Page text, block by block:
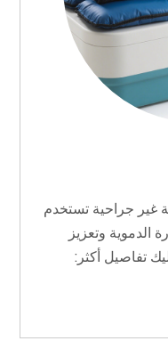
غير جراحية تستخدم
الدموية وتعزيز
تفاصيل أكثر: